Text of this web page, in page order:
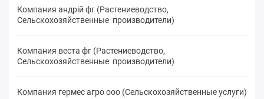
Компания андрій фг (Растениеводство,
Сельскохозяйственные производители)
Компания веста фг (Растениеводство,
Сельскохозяйственные производители)
Компания гермес агро ооо (Сельскохозяйственные услуги)